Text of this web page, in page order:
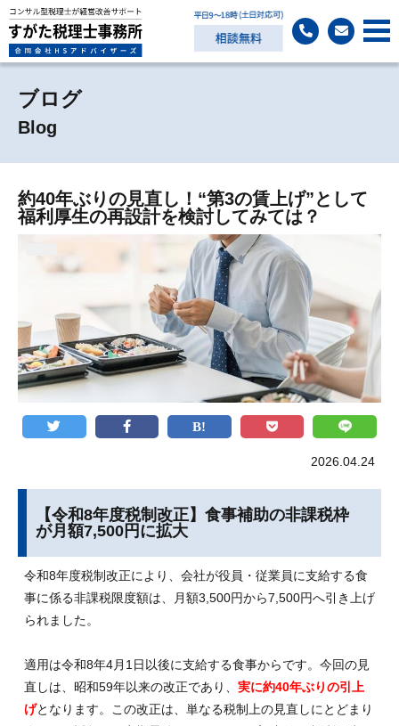
ブログ
Blog
約40年ぶりの見直し！“第3の賃上げ”として
福利厚生の再設計を検討してみては？
2026.04.24
【令和8年度税制改正】食事補助の非課税枠
が月額7,500円に拡大
令和8年度税制改正により、会社が役員・従業員に支給する食
事に係る非課税限度額は、月額3,500円から7,500円へ引き上げ
られました。
適用は令和8年4月1日以後に支給する食事からです。今回の見
直しは、昭和59年以来の改正であり、 実に約40年ぶりの引上
げとなります。この改正は、単なる税制上の見直しにとどまり